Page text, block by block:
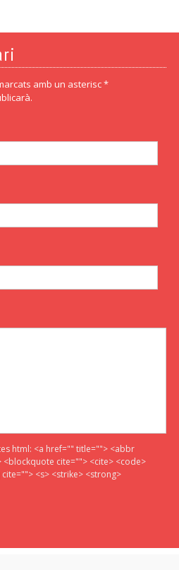
amb un asterisc *
html: <a href="" title=""> <abbr
cite=""> <cite> <code>
<s> <strike> <strong>